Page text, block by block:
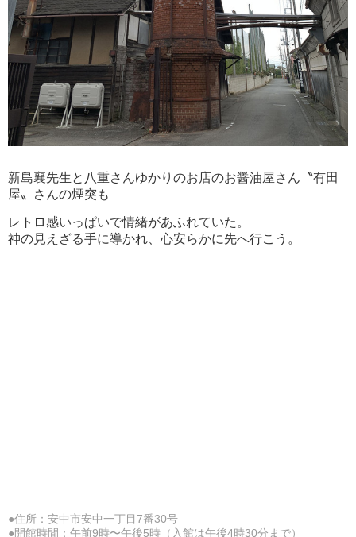
新島襄先生と八重さんゆかりのお店のお醤油屋さん〝有田
屋〟さんの煙突も
レトロ感いっぱいで情緒があふれていた。
神の見えざる手に導かれ、心安らかに先へ行こう。
●住所：安中市安中一丁目7番30号
●開館時間：午前9時〜午後5時（入館は午後4時30分まで）